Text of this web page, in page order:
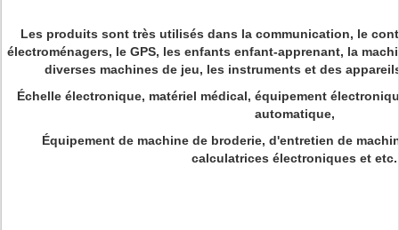
Les produits sont très utilisés dans la communication, le
électroménagers, le GPS, les enfants enfant-apprenant, la
diverses machines de jeu, les instruments et des
Échelle électronique, matériel médical, équipement
automatique,
Équipement de machine de broderie, d'entretien de
calculatrices électroniques et etc.